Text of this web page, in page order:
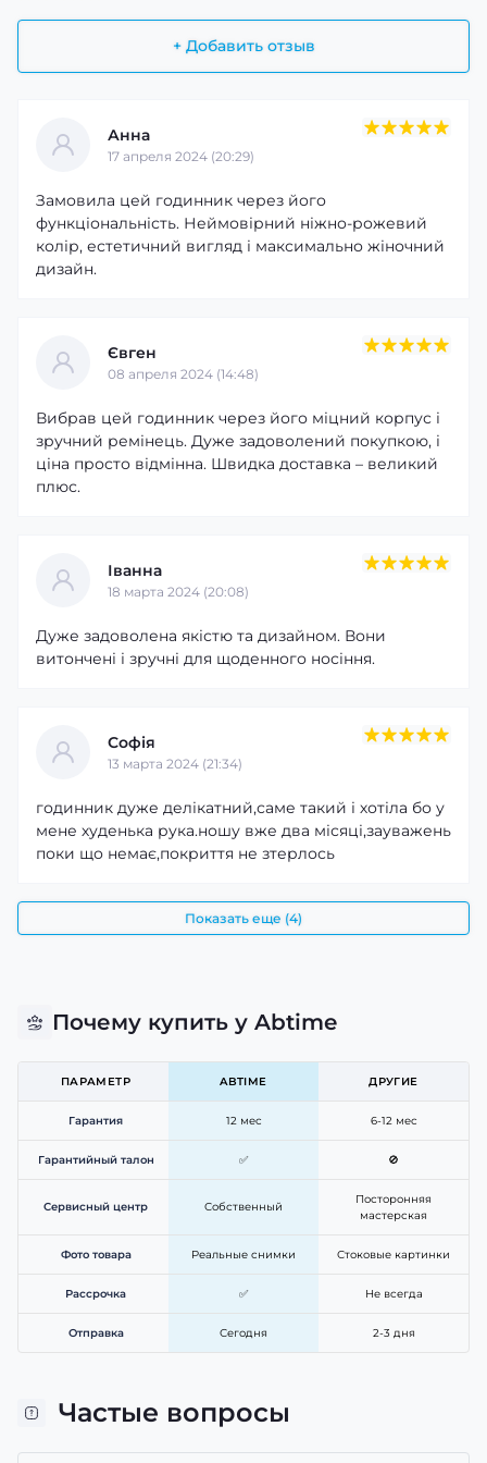
+ Добавить отзыв
Анна
17 апреля 2024 (20:29)
Замовила цей годинник через його
функціональність. Неймовірний ніжно-рожевий
колір, естетичний вигляд і максимально жіночний
дизайн.
Євген
08 апреля 2024 (14:48)
Вибрав цей годинник через його міцний корпус і
зручний ремінець. Дуже задоволений покупкою, і
ціна просто відмінна. Швидка доставка – великий
плюс.
Іванна
18 марта 2024 (20:08)
Дуже задоволена якістю та дизайном. Вони
витончені і зручні для щоденного носіння.
Софія
13 марта 2024 (21:34)
годинник дуже делікатний,саме такий і хотіла бо у
мене худенька рука.ношу вже два місяці,зауважень
поки що немає,покриття не зтерлось
Показать еще (4)
Почему купить у Abtime
ПАРАМЕТР ABTIME ДРУГИЕ
Гарантия 12 мес 6-12 мес
Гарантийный талон ✅ 🚫
Сервисный центр Собственный
Посторонняя
мастерская
Фото товара Реальные снимки Стоковые картинки
Рассрочка ✅ Не всегда
Отправка Сегодня 2-3 дня
Частые вопросы